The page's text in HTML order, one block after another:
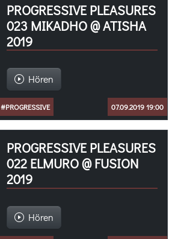
PROGRESSIVE PLEASURES
023 MIKADHO @ ATISHA
2019
Hören
#PROGRESSIVE 07.09.2019 19:00
PROGRESSIVE PLEASURES
022 ELMURO @ FUSION
2019
Hören